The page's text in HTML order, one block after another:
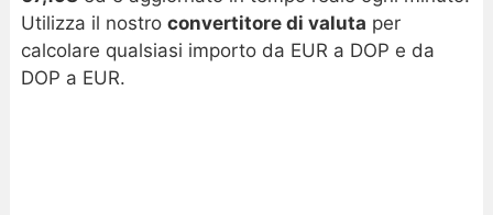
Utilizza il nostro convertitore di valuta per
calcolare qualsiasi importo da EUR a DOP e da
DOP a EUR.